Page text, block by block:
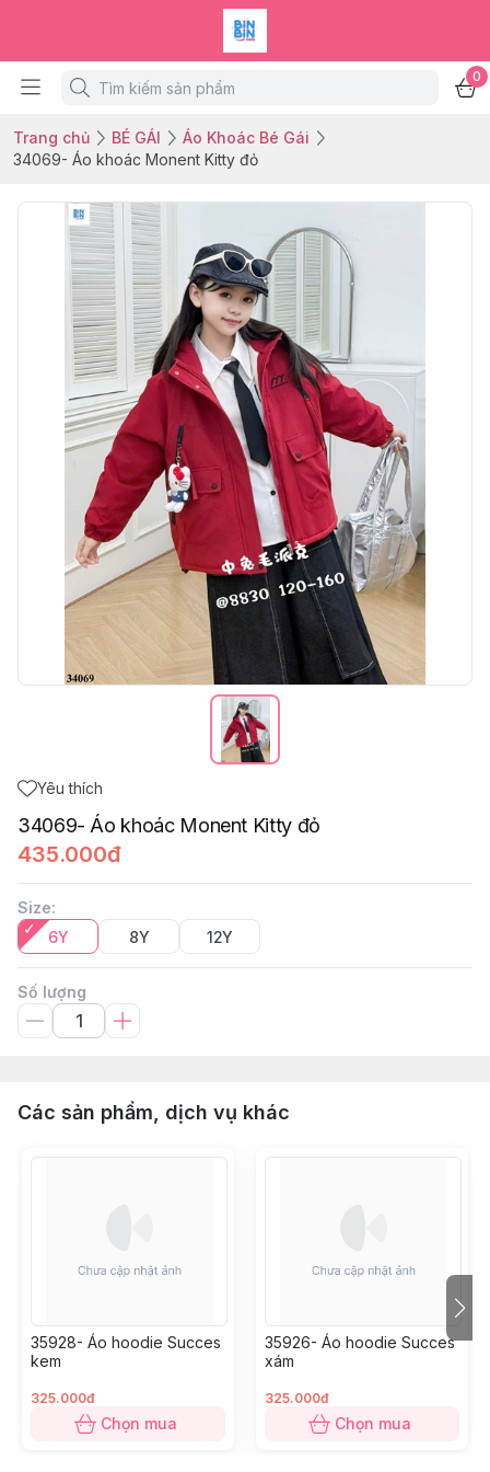
0
Trang chủ BÉ GÁI
Áo Khoác Bé Gái
34069- Áo khoác Monent Kitty đỏ
Yêu thích
34069- Áo khoác Monent Kitty đỏ
435.000đ
Size:
6Y
8Y 12Y
Số lượng
Các sản phẩm, dịch vụ khác
35928- Áo hoodie Succes
kem
325.000đ
Chọn mua
35926- Áo hoodie Succes
xám
325.000đ
Chọn mua